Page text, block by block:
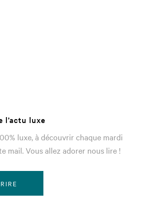
l’actu luxe
luxe, à découvrir chaque mardi
mail. Vous allez adorer nous lire !